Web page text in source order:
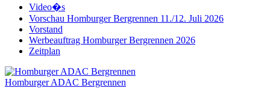
Video�s
Vorschau Homburger Bergrennen 11./12. Juli 2026
Vorstand
Werbeauftrag Homburger Bergrennen 2026
Zeitplan
Homburger ADAC Bergrennen